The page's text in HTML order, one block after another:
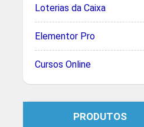
Loterias da Caixa
Elementor Pro
Cursos Online
PRODUTOS